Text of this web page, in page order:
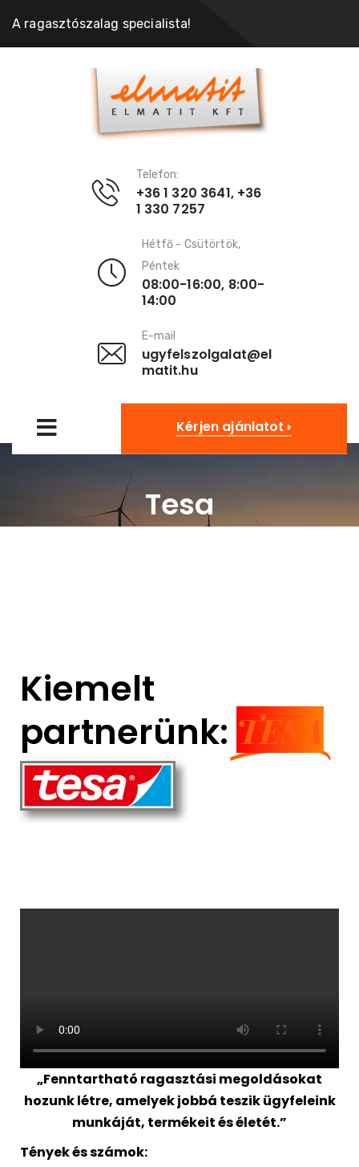
A ragasztószalag specialista!
Telefon:
+36 1 320 3641, +36
1 330 7257
Hétfő - Csütörtök,
Péntek
08:00-16:00, 8:00-
14:00
E-mail
ugyfelszolgalat@el
matit.hu
Kérjen ajánlatot
Tesa
Kiemelt
partnerünk: TESA
„Fenntartható ragasztási megoldásokat
hozunk létre, amelyek jobbá teszik ügyfeleink
munkáját, termékeit és életét.”
Tények és számok: